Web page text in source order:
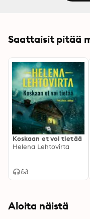
Saattaisit pitää
Koskaan et voi tietää
Helena Lehtovirta
Aloita näistä